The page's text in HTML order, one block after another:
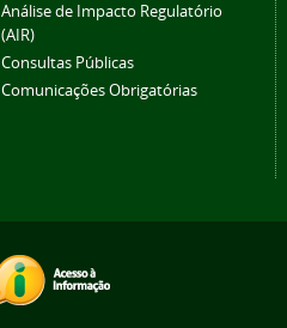
Análise de Impacto Regulatório
(AIR)
Consultas Públicas
Comunicações Obrigatórias